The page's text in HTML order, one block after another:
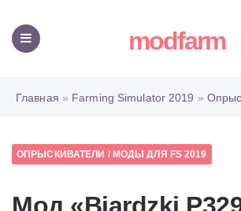
modfarm
Главная » Farming Simulator 2019 »
ОПРЫСКИВАТЕЛИ / МОДЫ ДЛЯ FS 2019